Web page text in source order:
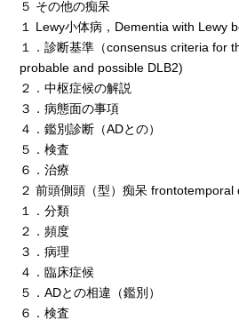
５ その他の痴呆
１ Lewy小体病，Dementia with Lewy
１．診断基準（consensus criteria for
probable and possible DLB2)
２．中枢症候の解説
３．病態面の事項
４．鑑別診断（ADとの）
５．検査
６．治療
２ 前頭側頭（型）痴呆 frontotemporal
１．分類
２．頻度
３．病理
４．臨床症候
５．ADとの相違（鑑別）
６．検査